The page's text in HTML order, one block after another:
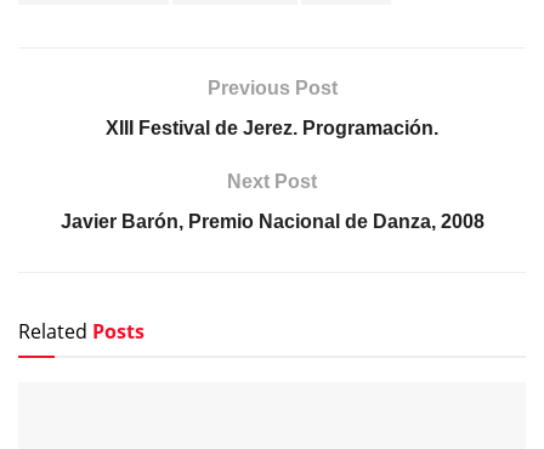
Previous Post
XIII Festival de Jerez. Programación.
Next Post
Javier Barón, Premio Nacional de Danza, 2008
Related Posts